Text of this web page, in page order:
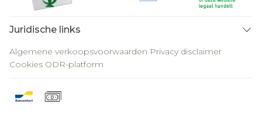
Juridische links
Algemene verkoopsvoorwaarden Privacy disclaimer
Cookies ODR-platform